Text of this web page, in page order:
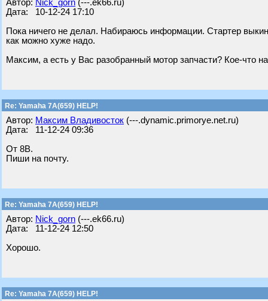
Автор: Nick_gorn (---.ek66.ru)
Дата: 10-12-24 17:10
Пока ничего не делал. Набираюсь информации. Стартер
как можно хуже надо.
Максим, а есть у Вас разобранный мотор запчасти? Кое-что
Re: Yamaha 7A(659) HELP!
Автор: Максим Владивосток (---.dynamic.primorye.net.ru)
Дата: 11-12-24 09:36
От 8В.
Пиши на почту.
Re: Yamaha 7A(659) HELP!
Автор: Nick_gorn (---.ek66.ru)
Дата: 11-12-24 12:50
Хорошо.
Re: Yamaha 7A(659) HELP!